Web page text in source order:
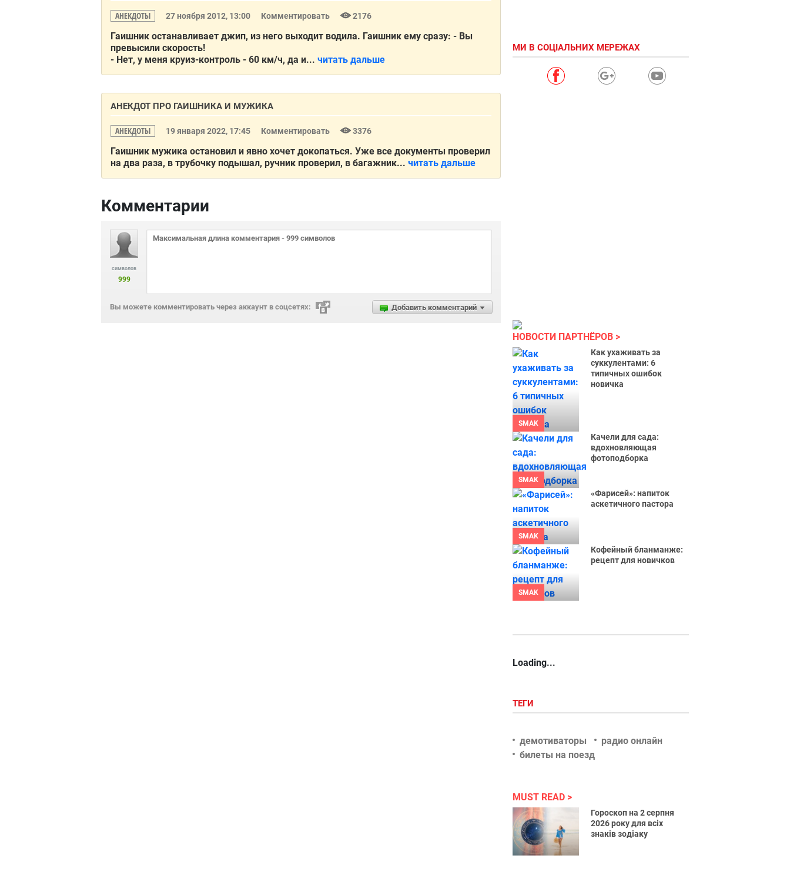
АНЕКДОТЫ 27 ноября 2012, 13:00 Комментировать 2176
Гаишник останавливает джип, из него выходит водила. Гаишник ему сразу: - Вы
превысили скорость!
- Нет, у меня круиз-контроль - 60 км/ч, да и... читать дальше
АНЕКДОТ ПРО ГАИШНИКА И МУЖИКА
АНЕКДОТЫ 19 января 2022, 17:45 Комментировать 3376
Гаишник мужика остановил и явно хочет докопаться. Уже все документы проверил
на два раза, в трубочку подышал, ручник проверил, в багажник... читать дальше
Комментарии
символов
999
Добавить комментарий
Вы можете комментировать через аккаунт в соцсетях:
МИ В СОЦІАЛЬНИХ МЕРЕЖАХ
НОВОСТИ ПАРТНЁРОВ
SMAK
Как ухаживать за
суккулентами: 6
типичных ошибок
новичка
SMAK
Качели для сада:
вдохновляющая
фотоподборка
SMAK
«Фарисей»: напиток
аскетичного пастора
SMAK
Кофейный бланманже:
рецепт для новичков
Loading...
ТЕГИ
демотиваторы
радио онлайн
билеты на поезд
MUST READ
Гороскоп на 2 серпня
2026 року для всіх
знаків зодіаку